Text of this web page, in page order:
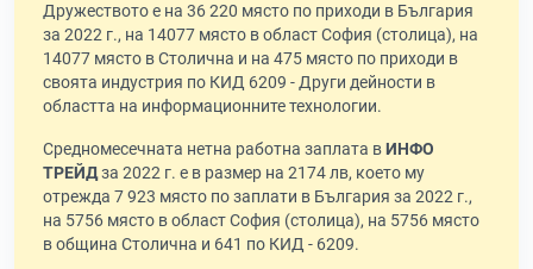
Дружеството е на 36 220 място по приходи в България
за 2022 г., на 14077 място в област София (столица), на
14077 място в Столична и на 475 място по приходи в
своята индустрия по КИД 6209 - Други дейности в
областта на информационните технологии.
Средномесечната нетна работна заплата вИНФО
ТРЕЙДза 2022 г. е в размер на 2174 лв, което му
отрежда 7 923 място по заплати в България за 2022 г.,
на 5756 място в област София (столица), на 5756 място
в община Столична и 641 по КИД - 6209.